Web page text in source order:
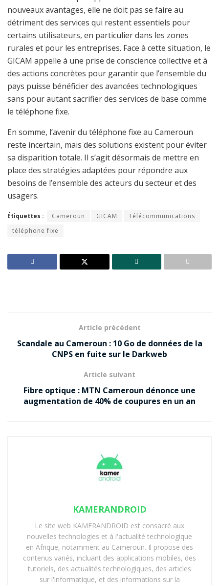
nouveaux avantages, elle ne doit pas se faire au
détriment des services qui restent essentiels pour
certains utilisateurs, en particulier dans les zones
rurales et pour les entreprises. Face à cette situation, le
GICAM appelle à une prise de conscience collective et à
des actions concrètes pour garantir que l’ensemble du
pays puisse bénéficier des avancées technologiques
sans pour autant sacrifier des services de base comme
le téléphone fixe.
En somme, l’avenir du téléphone fixe au Cameroun
reste incertain, mais des solutions existent pour éviter
sa disparition totale. Il s’agit désormais de mettre en
place des stratégies adaptées pour répondre aux
besoins de l’ensemble des acteurs du secteur et des
usagers.
Étiquettes : Cameroun GICAM
Télécommunications
téléphone fixe
Article précédent
Scandale au Cameroun : 10 Go de données de la
CNPS en fuite sur le Darkweb
Article suivant
Fibre optique : MTN Cameroun dénonce une
augmentation de 40% de coupures en un an
KAMERANDROID
Le site web KAMERANDROID est consacré aux
nouvelles technologies et à l'actualité technologique
en Afrique, notamment au Cameroun. Il propose des
contenus variés, incluant des applications mobiles, des
tutoriels, des actualités technologiques, des articles
sur l'informatique, et des informations sur la